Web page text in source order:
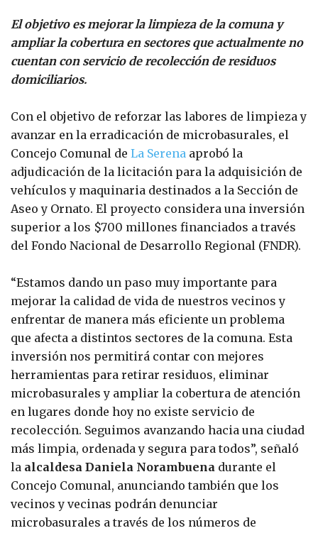
El objetivo es mejorar la limpieza de la comuna y
ampliar la cobertura en sectores que actualmente no
cuentan con servicio de recolección de residuos
domiciliarios.
Con el objetivo de reforzar las labores de limpieza y
avanzar en la erradicación de microbasurales, el
Concejo Comunal de La Serena aprobó la
adjudicación de la licitación para la adquisición de
vehículos y maquinaria destinados a la Sección de
Aseo y Ornato. El proyecto considera una inversión
superior a los $700 millones financiados a través
del Fondo Nacional de Desarrollo Regional (FNDR).
“Estamos dando un paso muy importante para
mejorar la calidad de vida de nuestros vecinos y
enfrentar de manera más eficiente un problema
que afecta a distintos sectores de la comuna. Esta
inversión nos permitirá contar con mejores
herramientas para retirar residuos, eliminar
microbasurales y ampliar la cobertura de atención
en lugares donde hoy no existe servicio de
recolección. Seguimos avanzando hacia una ciudad
más limpia, ordenada y segura para todos”, señaló
la alcaldesa Daniela Norambuena durante el
Concejo Comunal, anunciando también que los
vecinos y vecinas podrán denunciar
microbasurales a través de los números de